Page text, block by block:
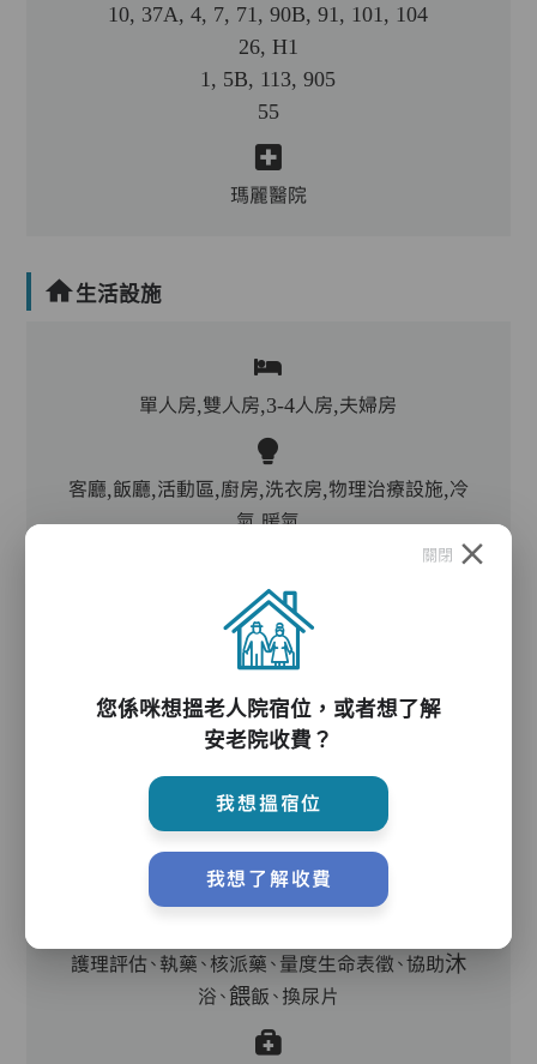
10, 37A, 4, 7, 71, 90B, 91, 101, 104
26, H1
1, 5B, 113, 905
55
瑪麗醫院
生活設施
單人房,雙人房,3-4人房,夫婦房
客廳,飯廳,活動區,廚房,洗衣房,物理治療設施,冷
氣,暖氣
電動床,氣墊床,升降機,防滑扶手,助行器/拐杖,輪
椅,起重機
主管,助理員,護理員,保健員,護士,物理治療師,註
冊社工,到診醫生,中醫,外展牙科
護理評估、執藥、核派藥、量度生命表徵、協助沐
浴、餵飯、換尿片
關閉
您係咪想搵老人院宿位，或者想了解
安老院收費？
我想搵宿位
我想了解收費